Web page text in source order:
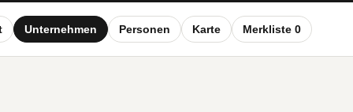
Unternehmen Personen Karte Merkliste 0